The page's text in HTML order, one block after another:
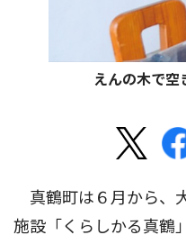
えんの木で空
真鶴町は６月から、
施設「くらしかる真鶴